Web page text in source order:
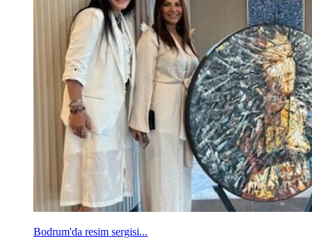
Bodrum'da resim sergisi...